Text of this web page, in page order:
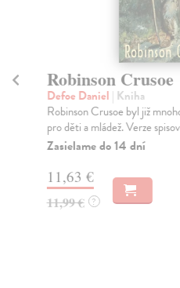
Robinson Crusoe
Defoe Daniel | Kniha
Robinson Crusoe byl již
pro děti a mládež. Verze
Zasielame do 14 dní
11,63 €
11,99 € ?